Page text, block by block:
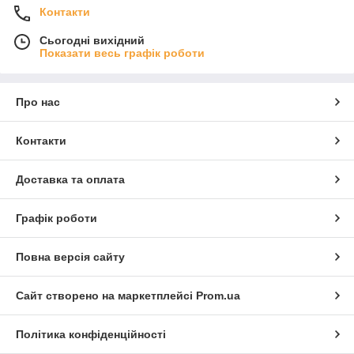
Контакти
Сьогодні вихідний
Показати весь графік роботи
Про нас
Контакти
Доставка та оплата
Графік роботи
Повна версія сайту
Сайт створено на маркетплейсі Prom.ua
Політика конфіденційності